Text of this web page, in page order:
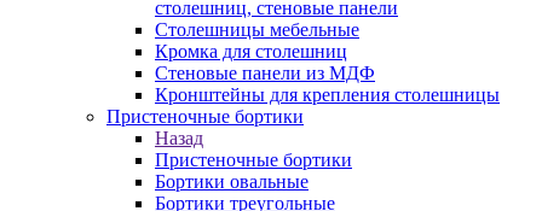
столешниц, стеновые панели
Столешницы мебельные
Кромка для столешниц
Стеновые панели из МДФ
Кронштейны для крепления столешницы
Пристеночные бортики
Назад
Пристеночные бортики
Бортики овальные
Бортики треугольные